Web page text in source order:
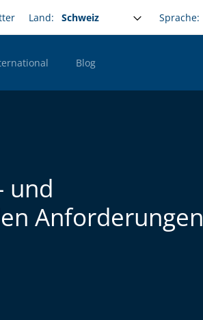
Land: Sprache:
Blog
und
Anforderungen